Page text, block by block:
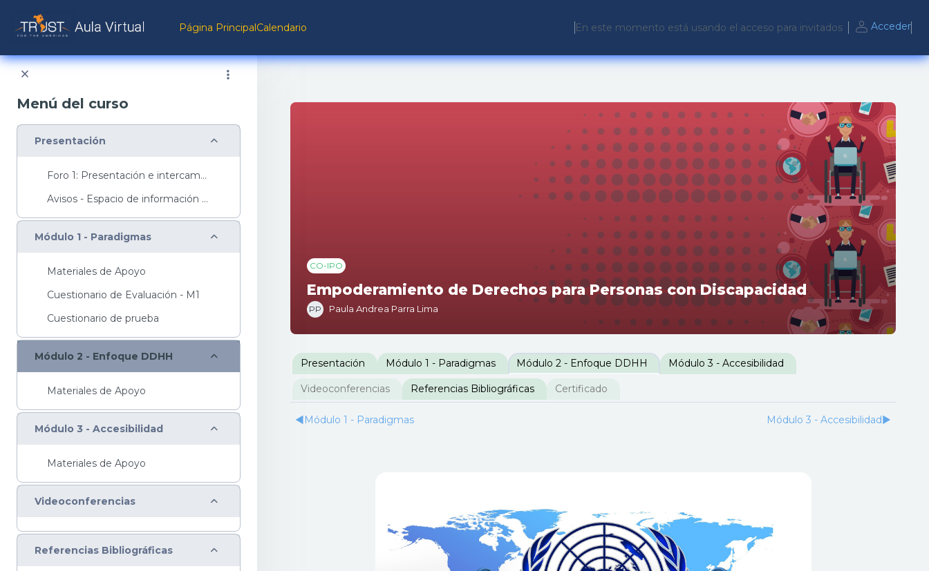
Página PrincipalCalendario En este momento está usando el acceso para invitados Acceder
Menú del curso
Presentación Colapsar
Foro 1: Presentación e intercambio
Avisos - Espacio de información y preguntas sobre el curso
Módulo 1 - Paradigmas Colapsar
Materiales de Apoyo
Cuestionario de Evaluación - M1
Cuestionario de prueba
Módulo 2 - Enfoque DDHH Colapsar
Materiales de Apoyo
Módulo 3 - Accesibilidad Colapsar
Materiales de Apoyo
Videoconferencias Colapsar
Referencias Bibliográficas Colapsar
CO-IPO
Empoderamiento de Derechos para Personas con Discapacidad
PP Paula Andrea Parra Lima
Perfilado de sección
Presentación Módulo 1 - Paradigmas Módulo 2 - Enfoque DDHH Módulo 3 - Accesibilidad
Videoconferencias Referencias Bibliográficas Certificado
◀︎Módulo 1 - Paradigmas ▶︎
Módulo 3 - Accesibilidad